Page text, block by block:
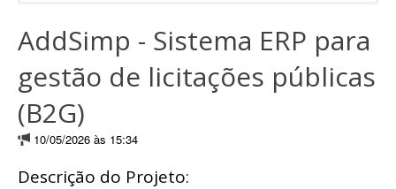
AddSimp - Sistema ERP para
gestão de licitações públicas
(B2G)
10/05/2026 às 15:34
Descrição do Projeto: